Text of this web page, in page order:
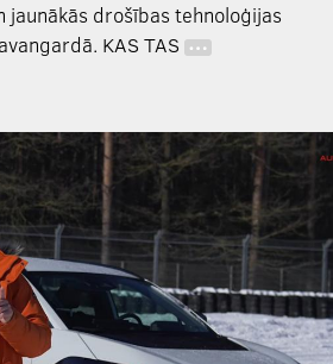
jaunākās drošības tehnoloģijas
KAS TAS …